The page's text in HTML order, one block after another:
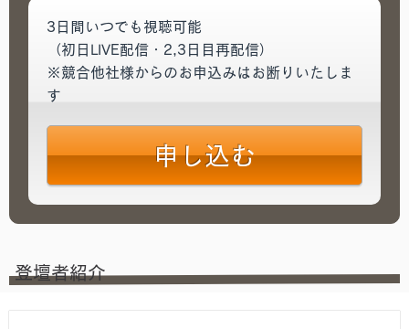
3日間いつでも視聴可能
（初日LIVE配信・2,3日目再配信）
※競合他社様からのお申込みはお断りいたしま
す
申し込む
登壇者紹介